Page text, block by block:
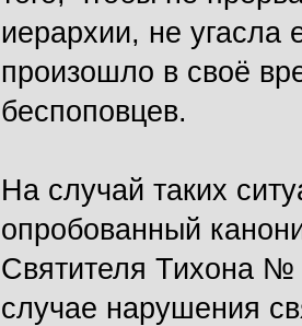
иерархии, не угасла
произошло в своё
беспоповцев.
На случай таких
опробованный
Святителя Тихона №
случае нарушения